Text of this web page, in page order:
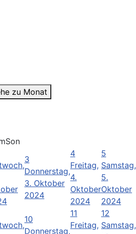
zu Monat
Son
3
Donnerstag,
3. Oktober
2024
4
Freitag,
4.
Oktober
2024
5
Samstag,
5.
Oktober
2024
10
Donnerstag,
11
Freitag,
12
Samstag,